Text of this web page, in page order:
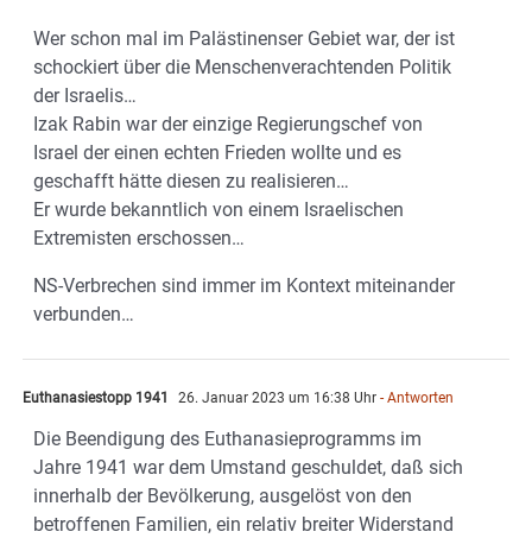
Wer schon mal im Palästinenser Gebiet war, der ist
schockiert über die Menschenverachtenden Politik
der Israelis…
Izak Rabin war der einzige Regierungschef von
Israel der einen echten Frieden wollte und es
geschafft hätte diesen zu realisieren…
Er wurde bekanntlich von einem Israelischen
Extremisten erschossen…
NS-Verbrechen sind immer im Kontext miteinander
verbunden…
Euthanasiestopp 1941 26. Januar 2023 um 16:38 Uhr - Antworten
Die Beendigung des Euthanasieprogramms im
Jahre 1941 war dem Umstand geschuldet, daß sich
innerhalb der Bevölkerung, ausgelöst von den
betroffenen Familien, ein relativ breiter Widerstand